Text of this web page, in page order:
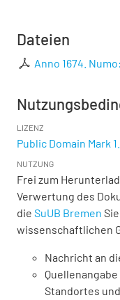
Dateien
Anno 1674. Numo:
LIZENZ
Public Domain Mark
NUTZUNG
Frei zum
Verwertung des
die SuUB Bremen
wissenschaftlichen
Nachricht an
Standortes